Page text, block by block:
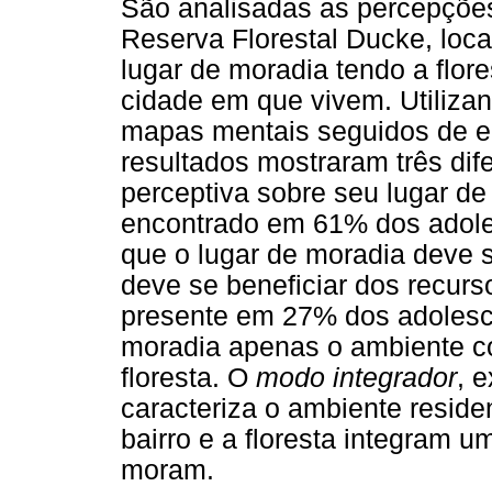
São analisadas as
Reserva Florestal Ducke,
lugar de moradia tendo a
cidade em que vivem.
mapas mentais seguidos de
resultados mostraram três
perceptiva sobre seu lugar
encontrado em 61% dos
que o lugar de moradia deve
deve se beneficiar dos
presente em 27% dos
moradia apenas o ambiente
floresta. O modo integrador,
caracteriza o ambiente
bairro e a floresta integram
moram.